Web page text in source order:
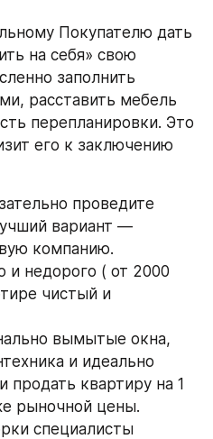
Покупателю дать
на себя» свою
заполнить
расставить мебель
перепланировки. Это
его к заключению
проведите
вариант —
компанию.
и недорого ( от 2000
чистый и
вымытые окна,
и идеально
продать квартиру на 1
рыночной цены.
специалисты